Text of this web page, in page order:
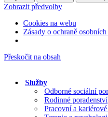
Zobrazit předvolby
Cookies na webu
Zásady o ochraně
Přeskočit na obsah
Služby
Odborné sociální
Rodinné poradenství
Pracovní a